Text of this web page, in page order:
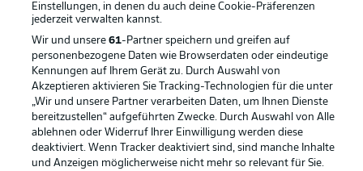
Rechtliche Hinweise Voreinstellungen verwalten
Datenschutz Nutzungsbedingungen
Broadcaster Kontakt
Jobs Impressum
Einstellungen, in denen du auch deine Cookie-Präferenzen
jederzeit verwalten kannst.
Wir und unsere 61-Partner speichern und greifen auf
personenbezogene Daten wie Browserdaten oder eindeutige
Kennungen auf Ihrem Gerät zu. Durch Auswahl von
Akzeptieren aktivieren Sie Tracking-Technologien für die unter
„Wir und unsere Partner verarbeiten Daten, um Ihnen Dienste
bereitzustellen“ aufgeführten Zwecke. Durch Auswahl von Alle
ablehnen oder Widerruf Ihrer Einwilligung werden diese
deaktiviert. Wenn Tracker deaktiviert sind, sind manche Inhalte
und Anzeigen möglicherweise nicht mehr so relevant für Sie.